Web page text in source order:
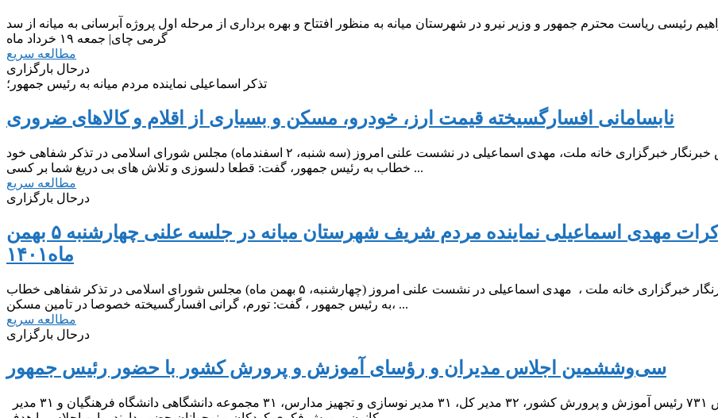
رئیسی ریاست محترم جمهور و وزیر نیرو در شهرستان میانه به منظور افتتاح و بهره برداری از مرحله اول پروژه آبرسانی به میانه از سد
مطالعه سریع
درحال بارگزاری
تذکر اسماعیلی نماینده مردم میانه به رئیس جمهور؛
نابسامانی افسارگسیخته قیمت ارز، خودرو، مسکن و بسیاری از اقلام و کالاهای ضروری
به گزارش خبرنگار خبرگزاری خانه ملت، مهدی اسماعیلی در نشست علنی امروز (سه شنبه، ۲ اسفندماه) مجلس شورای اسلامی در تذکر شفاهی خود
خطاب به رئیس جمهور، گفت: قطعا دلسوزی و تلاش های بی دریغ شما بر کسی ...
مطالعه سریع
درحال بارگزاری
تذکرات مهدی اسماعیلی نماینده مردم شریف شهرستان میانه در جلسه علنی چهار‌شنبه ۵ بهمن
ماه۱۴۰۱
به گزارش خبرنگار خبرگزاری خانه ملت ، ​ مهدی اسماعیلی در نشست علنی امروز (چهارشنبه، ۵ بهمن ماه) مجلس شورای اسلامی در تذکر شفاهی خطاب
به رئیس جمهور ، گفت: تورم، گرانی افسارگسیخته خصوصا در تامین مسکن، ...
مطالعه سریع
درحال بارگزاری
سی‌وششمین اجلاس مدیران و رؤسای آموزش و پرورش کشور با حضور رئیس جمهور